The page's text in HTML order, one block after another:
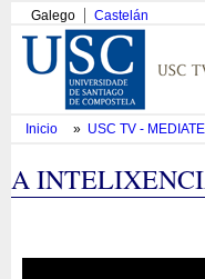
Galego Castelán
Inicio » USC TV -
A